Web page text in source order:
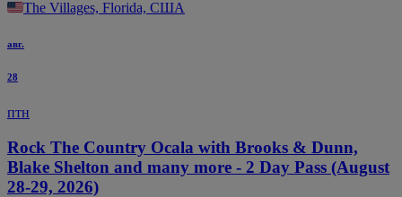
The Villages, Florida, США
авг.
28
птн
Rock The Country Ocala with Brooks & Dunn,
Blake Shelton and many more - 2 Day Pass (August
28-29, 2026)